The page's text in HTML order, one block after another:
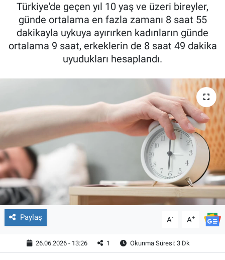
Türkiye'de geçen yıl 10 yaş ve üzeri bireyler,
günde ortalama en fazla zamanı 8 saat 55
dakikayla uykuya ayırırken kadınların günde
ortalama 9 saat, erkeklerin de 8 saat 49 dakika
uyudukları hesaplandı.
Paylaş A- A+
26.06.2026 - 13:26 1 Okunma Süresi: 3 Dk